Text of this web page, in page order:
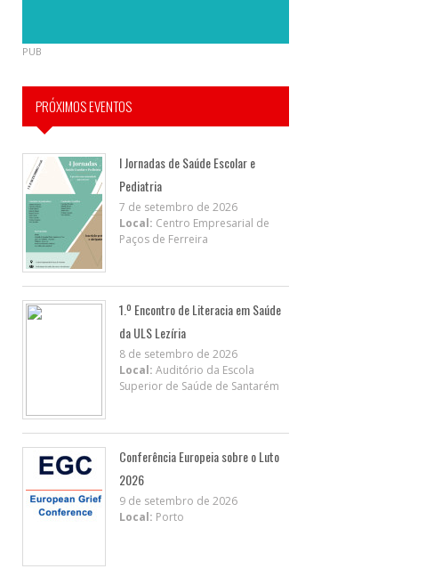
PUB
PRÓXIMOS EVENTOS
I Jornadas de Saúde Escolar e
Pediatria
7 de setembro de 2026
Local: Centro Empresarial de
Paços de Ferreira
1.º Encontro de Literacia em Saúde
da ULS Lezíria
8 de setembro de 2026
Local: Auditório da Escola
Superior de Saúde de Santarém
Conferência Europeia sobre o Luto
2026
9 de setembro de 2026
Local: Porto